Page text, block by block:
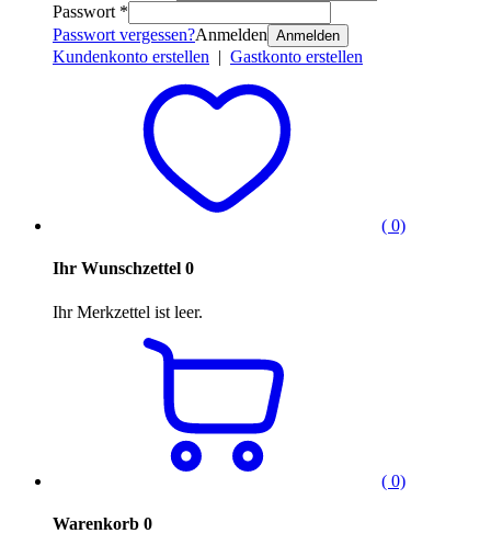
Passwort *
Passwort vergessen?Anmelden Anmelden
Kundenkonto erstellen | Gastkonto erstellen
( 0)
Ihr Wunschzettel 0
Ihr Merkzettel ist leer.
( 0)
Warenkorb 0